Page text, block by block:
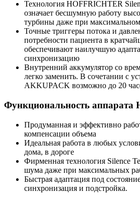
Технология HOFFRICHTER
означает бесшумную работу
турбины даже при максимальном
Точные триггеры потока и
потребности пациента в
обеспечивают наилучшую
синхронизацию
Внутренний аккумулятор со
легко заменить. В сочетании с
AKKUPACK возможно до 20
Функциональность аппарата
Продуманная и эффективно
компенсации объема
Идеальная работа в любых
дома, в дороге
Фирменная технология Silence
шума даже при максимальных
Быстрая адаптация под
синхронизация и подстройка.